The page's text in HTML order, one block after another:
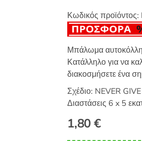
Κωδικός προϊόντος:
Μπάλωμα
Κατάλληλο για να
διακοσμήσετε ένα
Σχέδιο: NEVER
Διαστάσεις 6 x 5
1,80€